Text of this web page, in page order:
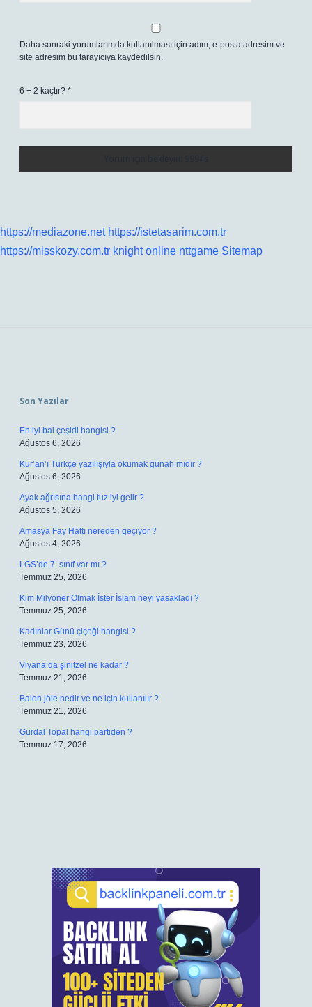
Daha sonraki yorumlarımda kullanılması için adım, e-posta adresim ve
site adresim bu tarayıcıya kaydedilsin.
6 + 2 kaçtır? *
https://mediazone.net https://istetasarim.com.tr
https://misskozy.com.tr knight online nttgame Sitemap
Son Yazılar
En iyi bal çeşidi hangisi ?
Ağustos 6, 2026
Kur’an’ı Türkçe yazılışıyla okumak günah mıdır ?
Ağustos 6, 2026
Ayak ağrısına hangi tuz iyi gelir ?
Ağustos 5, 2026
Amasya Fay Hattı nereden geçiyor ?
Ağustos 4, 2026
LGS’de 7. sınıf var mı ?
Temmuz 25, 2026
Kim Milyoner Olmak İster İslam neyi yasakladı ?
Temmuz 25, 2026
Kadınlar Günü çiçeği hangisi ?
Temmuz 23, 2026
Viyana’da şinitzel ne kadar ?
Temmuz 21, 2026
Balon jöle nedir ve ne için kullanılır ?
Temmuz 21, 2026
Gürdal Topal hangi partiden ?
Temmuz 17, 2026